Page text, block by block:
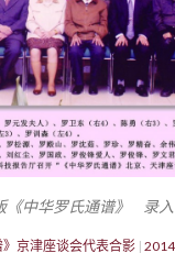
《中华罗氏通谱》 录
京津座谈会代表合影 2014